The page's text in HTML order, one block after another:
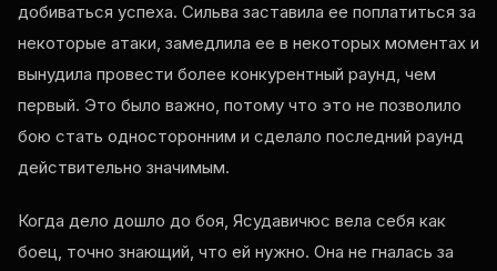
добиваться успеха. Сильва заставила ее поплатиться за
некоторые атаки, замедлила ее в некоторых моментах и
​​вынудила провести более конкурентный раунд, чем
первый. Это было важно, потому что это не позволило
бою стать односторонним и сделало последний раунд
действительно значимым.
Когда дело дошло до боя, Ясудавичюс вела себя как
боец, точно знающий, что ей нужно. Она не гналась за